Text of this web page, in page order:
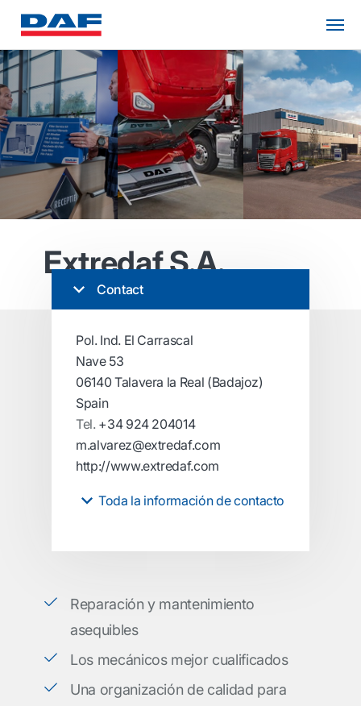
Extredaf S.A.
Contact
Pol. Ind. El Carrascal
Nave 53
06140 Talavera la Real (Badajoz)
Spain
Tel. +34 924 204014
m.alvarez@extredaf.com
http://www.extredaf.com
Toda la información de contacto
Reparación y mantenimiento
asequibles
Los mecánicos mejor cualificados
Una organización de calidad para